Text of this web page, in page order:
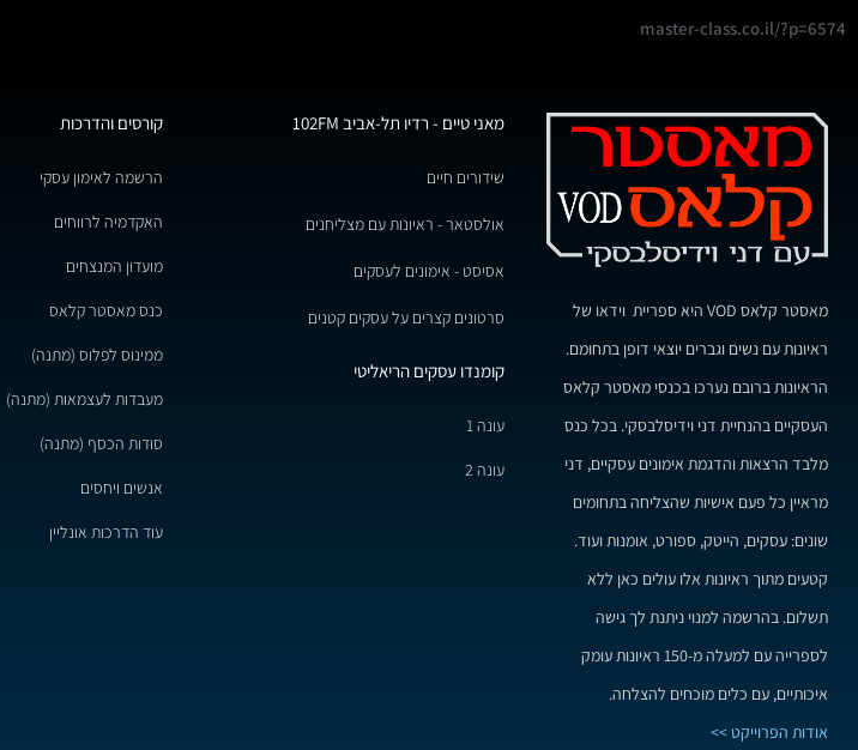
master-class.co.il/?p=6574
מאסטר קלאס VOD היא ספריית וידאו של
ראיונות עם נשים וגברים יוצאי דופן בתחומם.
הראיונות ברובם נערכו בכנסי מאסטר קלאס
העסקיים בהנחיית דני וידיסלבסקי. בכל כנס
מלבד הרצאות והדגמת אימונים עסקיים, דני
מראיין כל פעם אישיות שהצליחה בתחומים
שונים: עסקים, הייטק, ספורט, אומנות ועוד.
קטעים מתוך ראיונות אלו עולים כאן ללא
תשלום. בהרשמה למנוי ניתנת לך גישה
לספרייה עם למעלה מ-150 ראיונות עומק
איכותיים, עם כלים מוכחים להצלחה.
אודות הפרוייקט >>
מאני טיים - רדיו תל-אביב 102FM
שידורים חיים
אולסטאר - ראיונות עם מצליחנים
אסיסט - אימונים לעסקים
סרטונים קצרים על עסקים קטנים
קומנדו עסקים הריאליטי
עונה 1
עונה 2
קורסים והדרכות
הרשמה לאימון עסקי
האקדמיה לרווחים
מועדון המנצחים
כנס מאסטר קלאס
ממינוס לפלוס (מתנה)
מעבדות לעצמאות (מתנה)
סודות הכסף (מתנה)
אנשים ויחסים
עוד הדרכות אונליין